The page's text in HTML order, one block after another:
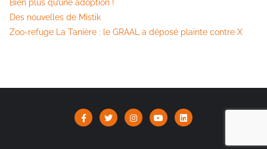
Bien plus qu’une adoption !
Des nouvelles de Mistik
Zoo-refuge La Tanière : le GRAAL a déposé plainte contre X